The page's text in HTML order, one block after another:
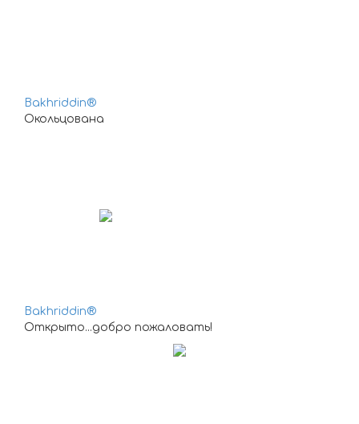
Bakhriddin®
Окольцована
Bakhriddin®
Открыто...добро пожаловать!